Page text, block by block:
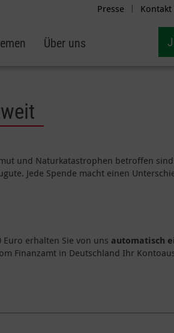
Presse | Kontakt
Über uns
und Naturkatastrophen betroffen
Jede Spende macht einen
erhalten Sie von uns automatisch
Finanzamt in Deutschland Ihr